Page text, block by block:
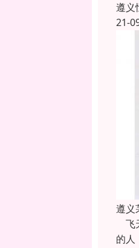
遵义
21-
遵义
飞
的